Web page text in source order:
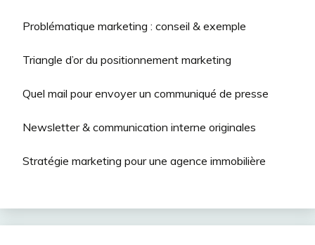
Problématique marketing : conseil & exemple
Triangle d’or du positionnement marketing
Quel mail pour envoyer un communiqué de presse
Newsletter & communication interne originales
Stratégie marketing pour une agence immobilière